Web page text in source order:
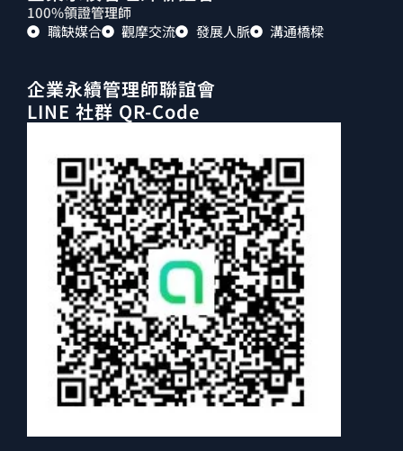
100%領證管理師
職缺媒合
觀摩交流 發展人脈 溝通橋樑
企業永續管理師聯誼會
LINE 社群 QR-Code